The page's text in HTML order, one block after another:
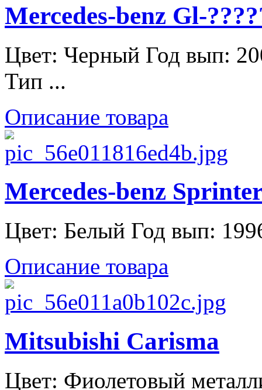
Mercedes-benz Gl-
Цвет: Черный Год вып:
Тип ...
Описание товара
Mercedes-benz
Цвет: Белый Год вып:
Описание товара
Mitsubishi Carisma
Цвет: Фиолетовый